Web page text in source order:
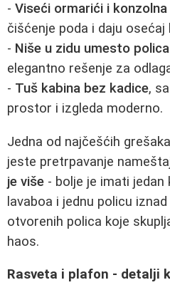
- Viseći ormarići i
čišćenje poda i daju osećaj
- Niše u zidu umesto polica
elegantno rešenje za
- Tuš kabina bez kadice,
prostor i izgleda moderno.
Jedna od najčešćih
jeste pretrpavanje
je više - bolje je imati
lavaboa i jednu policu
otvorenih polica koje
haos.
Rasveta i plafon - detalji